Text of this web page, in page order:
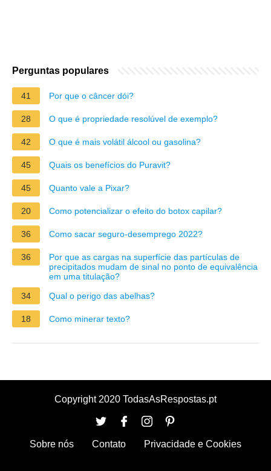
Perguntas populares
41 Por que o câncer dói?
28 O que é propriedade resolúvel de exemplo?
42 O que é mais volátil álcool ou gasolina?
45 Quais os benefícios do Puravit?
45 Quanto vale a Pixar?
20 Como potencializar o efeito do botox capilar?
36 Como sacar seguro-desemprego 2022?
36
Por que as cargas na superfície das partículas de
precipitados mudam de sinal no ponto de equivalência
em uma titulação?
34
Qual o perigo das abelhas?
18 Como minerar texto?
Copyright 2020 TodasAsRespostas.pt
Sobre nós Contato Privacidade e Cookies